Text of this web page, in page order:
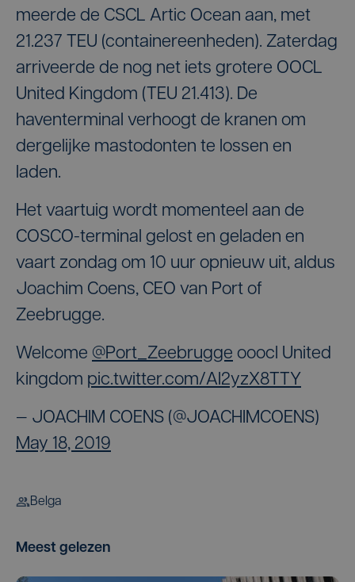
meerde de CSCL Artic Ocean aan, met
21.237 TEU (containereenheden). Zaterdag
arriveerde de nog net iets grotere OOCL
United Kingdom (TEU 21.413). De
haventerminal verhoogt de kranen om
dergelijke mastodonten te lossen en
laden.
Het vaartuig wordt momenteel aan de
COSCO-terminal gelost en geladen en
vaart zondag om 10 uur opnieuw uit, aldus
Joachim Coens, CEO van Port of
Zeebrugge.
Welcome ⁦ @Port_Zeebrugge ⁩ ooocl United
kingdom pic.twitter.com/AI2yzX8TTY
— JOACHIM COENS (@JOACHIMCOENS)
May 18, 2019
Belga
Meest gelezen